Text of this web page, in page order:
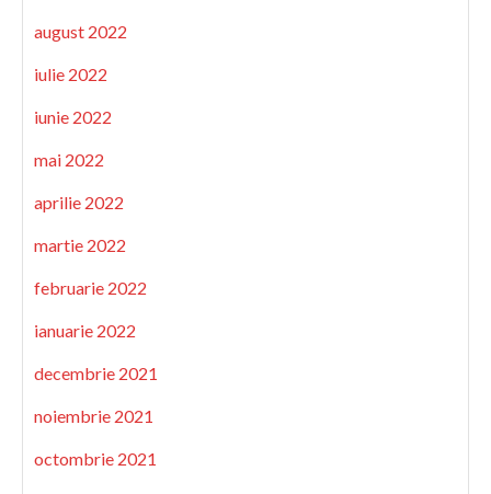
august 2022
iulie 2022
iunie 2022
mai 2022
aprilie 2022
martie 2022
februarie 2022
ianuarie 2022
decembrie 2021
noiembrie 2021
octombrie 2021